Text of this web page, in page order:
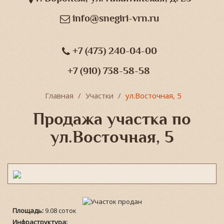
info@snegiri-vrn.ru
+7 (473) 240-04-00
+7 (910) 738-58-58
Главная Участки ул.Восточная, 5
Продажа участка по
ул.Восточная, 5
Площадь:9.08 соток
Инфраструктура: